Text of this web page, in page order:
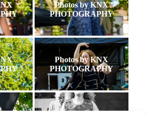
Photos by KNX
PHOTOGRAPHY
Photos by KNX
PHOTOGRAPHY